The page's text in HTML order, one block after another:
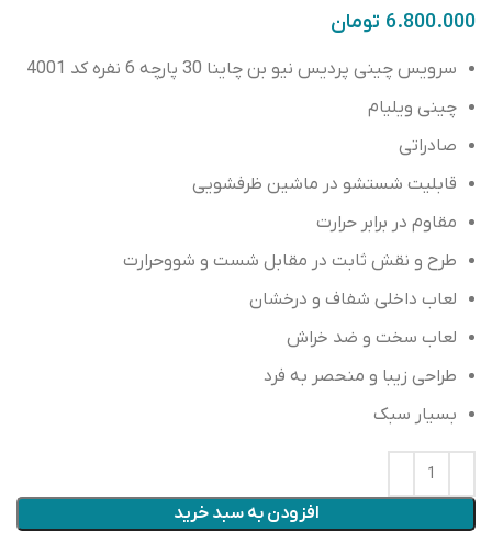
6.800.000 تومان
سرویس چینی پردیس نیو بن چاینا 30 پارچه 6 نفره کد 4001
چینی ویلیام
صادراتی
قابلیت شستشو در ماشین ظرفشویی
مقاوم در برابر حرارت
طرح و نقش ثابت در مقابل شست و شووحرارت
لعاب داخلی شفاف و درخشان
لعاب سخت و ضد خراش
طراحی زیبا و منحصر به فرد
بسیار سبک
افزودن به سبد خرید